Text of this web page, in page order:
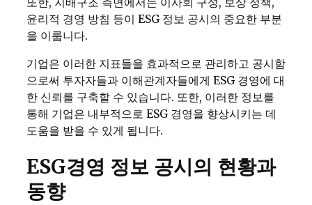
윤리적 경영 방침 등이 ESG 정보 공시의 중요한 부분
을 이룹니다.
기업은 이러한 지표들을 효과적으로 관리하고 공시함
으로써 투자자들과 이해관계자들에게 ESG 경영에 대
한 신뢰를 구축할 수 있습니다. 또한, 이러한 정보를
통해 기업은 내부적으로 ESG 경영을 향상시키는 데
도움을 받을 수 있게 됩니다.
ESG경영 정보 공시의 현황과
동향